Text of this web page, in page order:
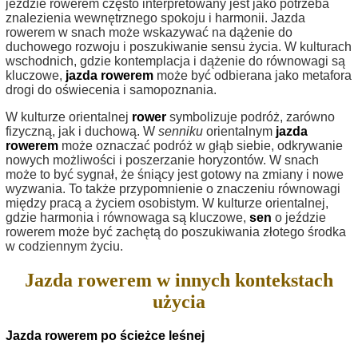
jeździe rowerem często interpretowany jest jako potrzeba
znalezienia wewnętrznego spokoju i harmonii. Jazda
rowerem w snach może wskazywać na dążenie do
duchowego rozwoju i poszukiwanie sensu życia. W kulturach
wschodnich, gdzie kontemplacja i dążenie do równowagi są
kluczowe, jazda rowerem może być odbierana jako metafora
drogi do oświecenia i samopoznania.
W kulturze orientalnej rower symbolizuje podróż, zarówno
fizyczną, jak i duchową. W senniku orientalnym jazda
rowerem może oznaczać podróż w głąb siebie, odkrywanie
nowych możliwości i poszerzanie horyzontów. W snach
może to być sygnał, że śniący jest gotowy na zmiany i nowe
wyzwania. To także przypomnienie o znaczeniu równowagi
między pracą a życiem osobistym. W kulturze orientalnej,
gdzie harmonia i równowaga są kluczowe, sen o jeździe
rowerem może być zachętą do poszukiwania złotego środka
w codziennym życiu.
Jazda rowerem w innych kontekstach
użycia
Jazda rowerem po ścieżce leśnej